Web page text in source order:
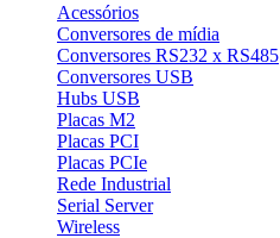
Acessórios
Conversores de mídia
Conversores RS232 x RS485
Conversores USB
Hubs USB
Placas M2
Placas PCI
Placas PCIe
Rede Industrial
Serial Server
Wireless